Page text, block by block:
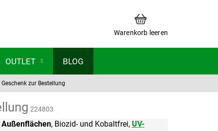
WARENKORB
Warenkorb leeren
OUTLET BLOG
Geschenk zur Bestellung
224803
Außenflächen, Biozid- und Kobaltfrei, UV-